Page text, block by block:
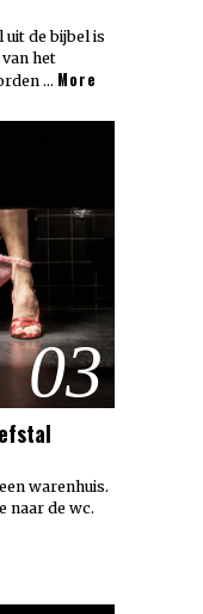
de bijbel is
het
… More
03
warenhuis.
naar de wc.